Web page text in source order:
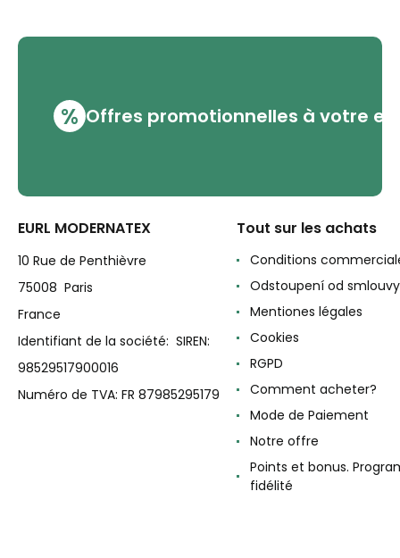
% Offres promotionnelles à votre
EURL MODERNATEX
10 Rue de Penthièvre
75008 Paris
France
Identifiant de la société: SIREN:
98529517900016
Numéro de TVA: FR 87985295179
Tout sur les achats
Conditions
Odstoupení od smlouvy
Mentiones légales
Cookies
RGPD
Comment acheter?
Mode de Paiement
Notre offre
Points et bonus.
fidélité